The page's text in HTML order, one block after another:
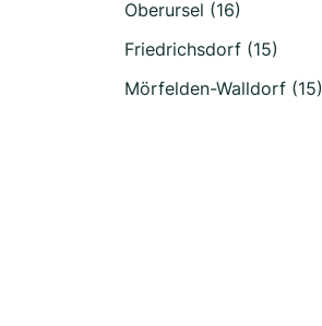
Oberursel (16)
Friedrichsdorf (15)
Mörfelden-Walldorf (15)